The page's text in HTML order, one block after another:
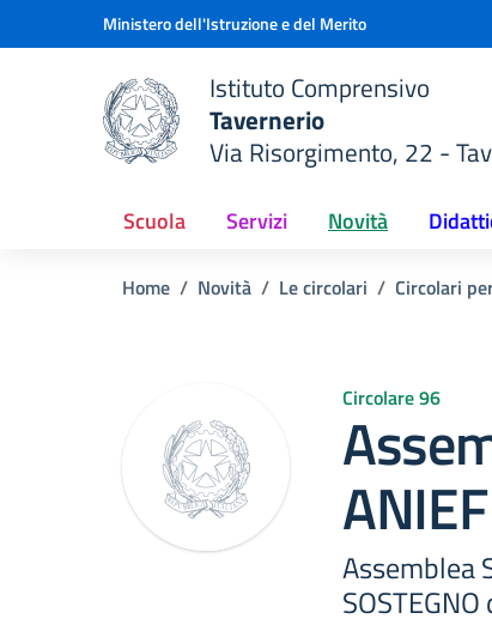
Vai ai contenuti
Vai al menu di navigazioneMinistero dell'Istruzione e del Merito
scuola
Istituto Comprensivo
Tavernerio
Via Risorgimento, 22 -
Scuola Servizi Novità
Home Novità Le circolari Circolari
Circolare 96
ANIEF
Assemblea